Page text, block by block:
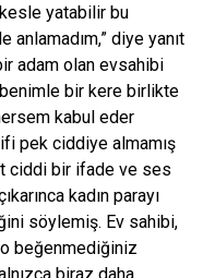
yatabilir bu
anlamadım,” diye yanıt
adam olan evsahibi
benimle bir kere birlikte
kabul eder
pek ciddiye almamış
ciddi bir ifade ve ses
kadın parayı
söylemiş. Ev sahibi,
beğenmediğiniz
biraz daha